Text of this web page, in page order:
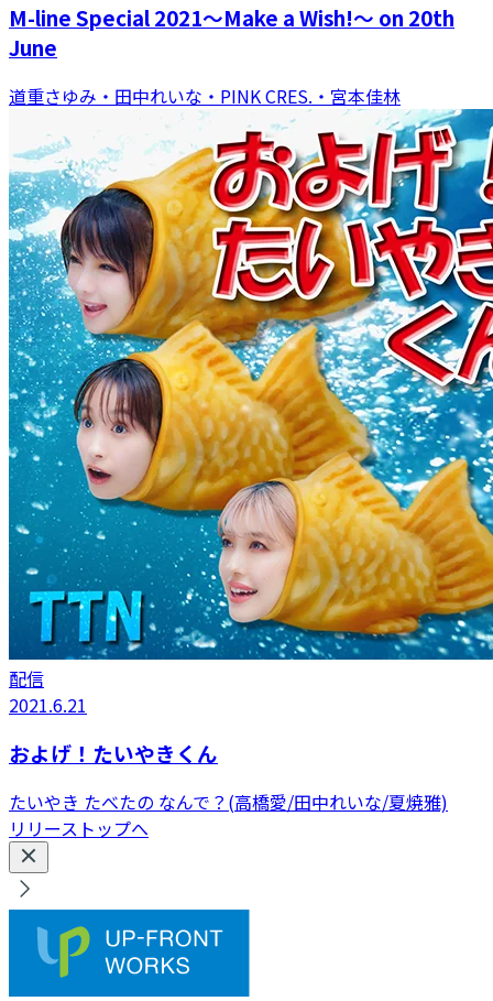
M-line Special 2021～Make a Wish!～ on 20th
June
道重さゆみ・田中れいな・PINK CRES.・宮本佳林
配信
2021.6.21
およげ！たいやきくん
たいやき たべたの なんで？(高橋愛/田中れいな/夏焼雅)
リリーストップへ